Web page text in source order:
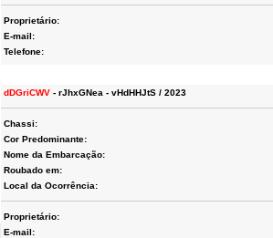
Proprietário:
E-mail:
Telefone:
dDGriCWV - rJhxGNea - vHdHHJtS / 2023
Chassi:
Cor Predominante:
Nome da Embarcação:
Roubado em:
Local da Ocorrência:
Proprietário:
E-mail: